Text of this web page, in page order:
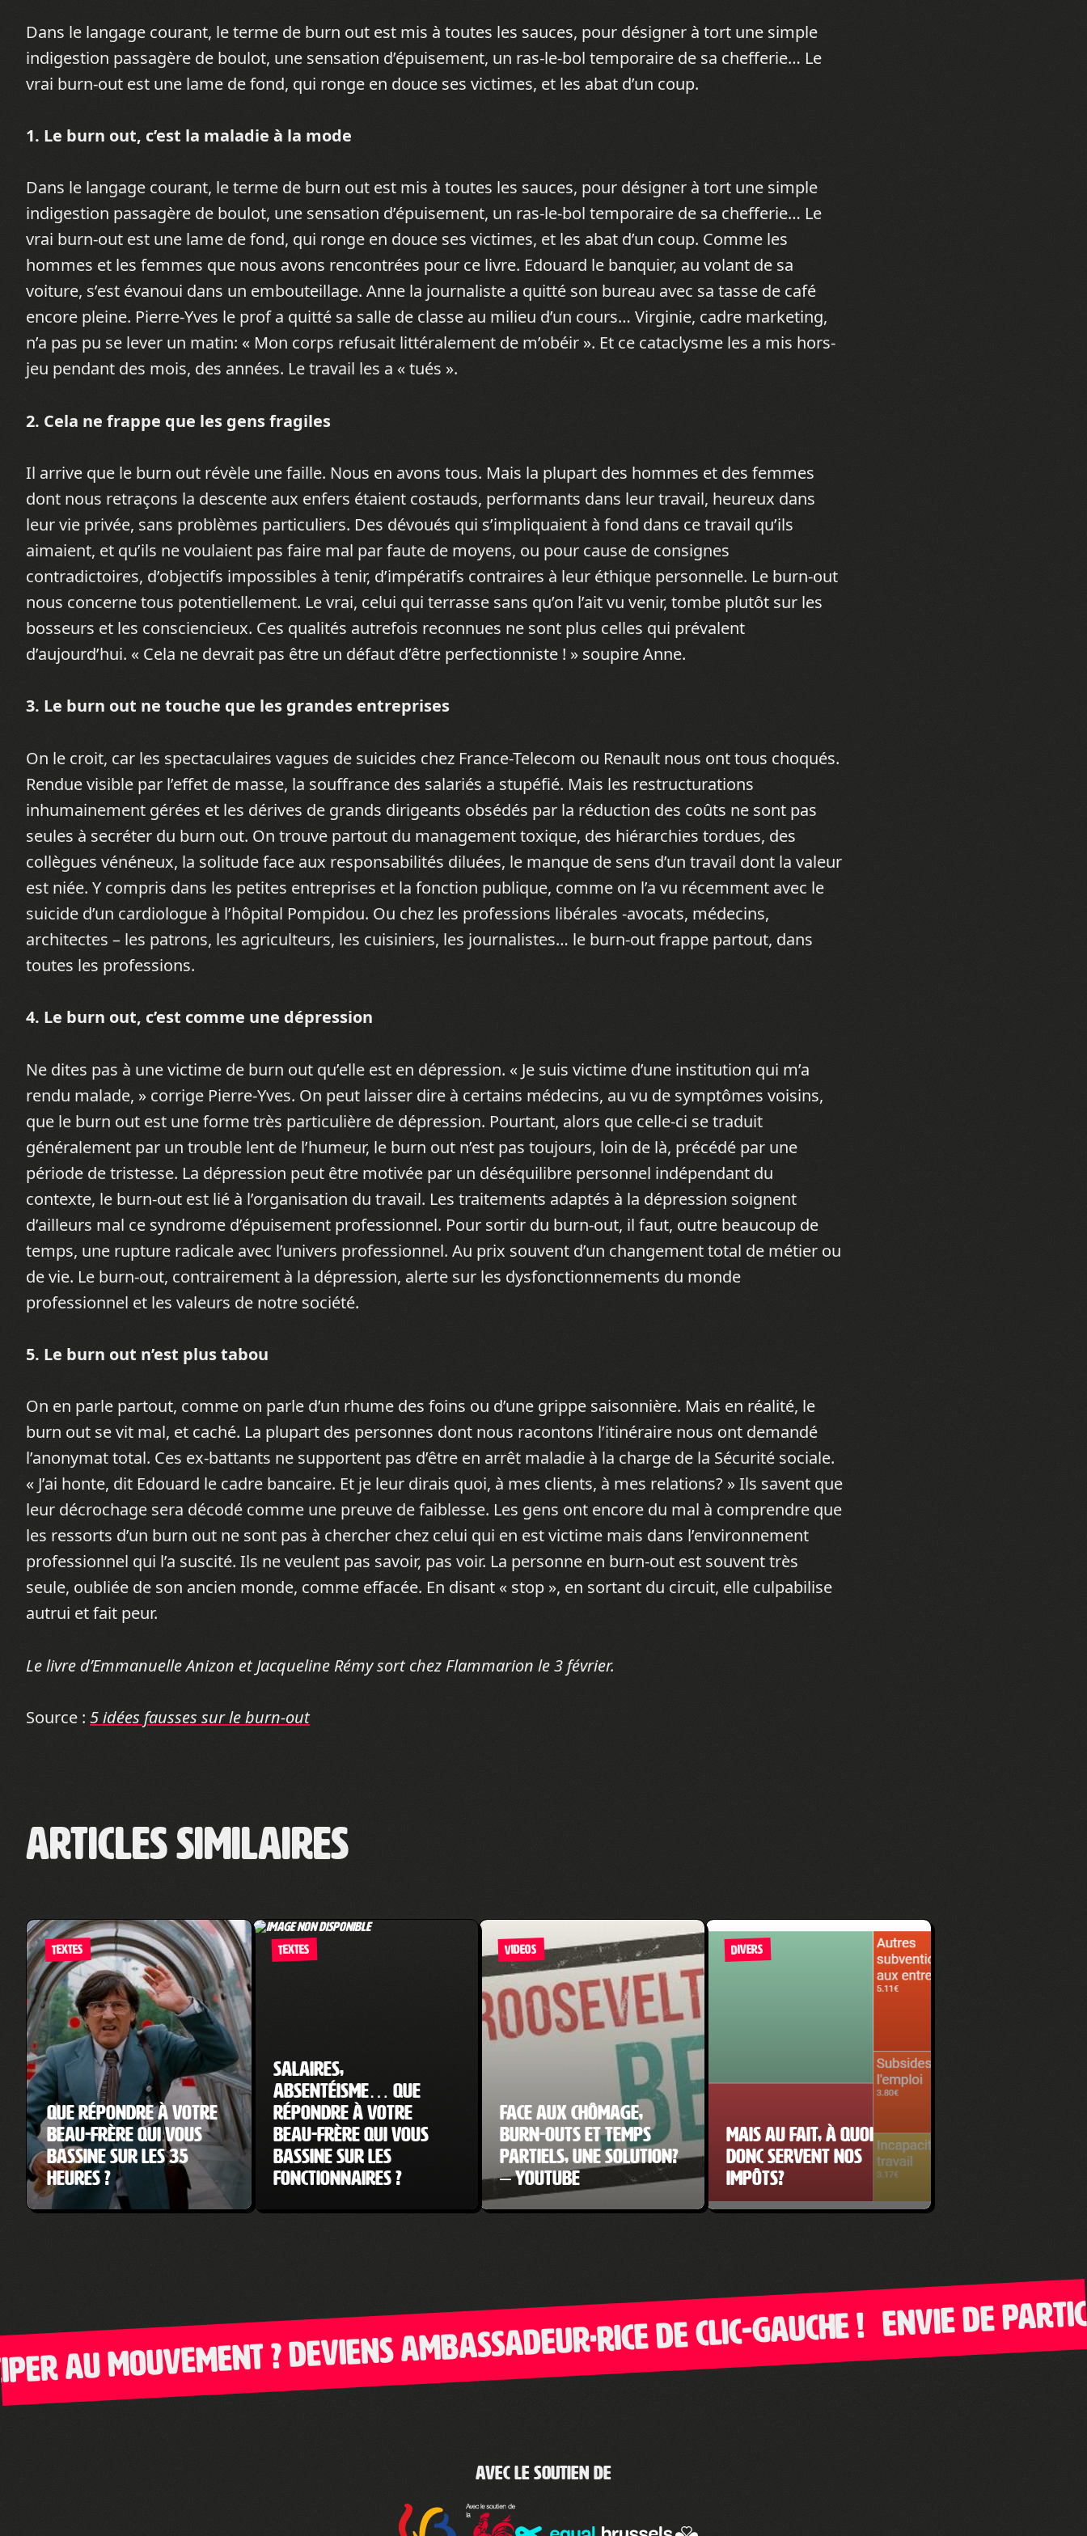
Dans le langage courant, le terme de burn out est mis à toutes les sauces, pour désigner à tort une simple
indigestion passagère de boulot, une sensation d’épuisement, un ras-le-bol temporaire de sa chefferie… Le
vrai burn-out est une lame de fond, qui ronge en douce ses victimes, et les abat d’un coup.
1. Le burn out, c’est la maladie à la mode
Dans le langage courant, le terme de burn out est mis à toutes les sauces, pour désigner à tort une simple
indigestion passagère de boulot, une sensation d’épuisement, un ras-le-bol temporaire de sa chefferie… Le
vrai burn-out est une lame de fond, qui ronge en douce ses victimes, et les abat d’un coup. Comme les
hommes et les femmes que nous avons rencontrées pour ce livre. Edouard le banquier, au volant de sa
voiture, s’est évanoui dans un embouteillage. Anne la journaliste a quitté son bureau avec sa tasse de café
encore pleine. Pierre-Yves le prof a quitté sa salle de classe au milieu d’un cours… Virginie, cadre marketing,
n’a pas pu se lever un matin: « Mon corps refusait littéralement de m’obéir ». Et ce cataclysme les a mis hors-
jeu pendant des mois, des années. Le travail les a « tués ».
2. Cela ne frappe que les gens fragiles
Il arrive que le burn out révèle une faille. Nous en avons tous. Mais la plupart des hommes et des femmes
dont nous retraçons la descente aux enfers étaient costauds, performants dans leur travail, heureux dans
leur vie privée, sans problèmes particuliers. Des dévoués qui s’impliquaient à fond dans ce travail qu’ils
aimaient, et qu’ils ne voulaient pas faire mal par faute de moyens, ou pour cause de consignes
contradictoires, d’objectifs impossibles à tenir, d’impératifs contraires à leur éthique personnelle. Le burn-out
nous concerne tous potentiellement. Le vrai, celui qui terrasse sans qu’on l’ait vu venir, tombe plutôt sur les
bosseurs et les consciencieux. Ces qualités autrefois reconnues ne sont plus celles qui prévalent
d’aujourd’hui. « Cela ne devrait pas être un défaut d’être perfectionniste ! » soupire Anne.
3. Le burn out ne touche que les grandes entreprises
On le croit, car les spectaculaires vagues de suicides chez France-Telecom ou Renault nous ont tous choqués.
Rendue visible par l’effet de masse, la souffrance des salariés a stupéfié. Mais les restructurations
inhumainement gérées et les dérives de grands dirigeants obsédés par la réduction des coûts ne sont pas
seules à secréter du burn out. On trouve partout du management toxique, des hiérarchies tordues, des
collègues vénéneux, la solitude face aux responsabilités diluées, le manque de sens d’un travail dont la valeur
est niée. Y compris dans les petites entreprises et la fonction publique, comme on l’a vu récemment avec le
suicide d’un cardiologue à l’hôpital Pompidou. Ou chez les professions libérales -avocats, médecins,
architectes – les patrons, les agriculteurs, les cuisiniers, les journalistes… le burn-out frappe partout, dans
toutes les professions.
4. Le burn out, c’est comme une dépression
Ne dites pas à une victime de burn out qu’elle est en dépression. « Je suis victime d’une institution qui m’a
rendu malade, » corrige Pierre-Yves. On peut laisser dire à certains médecins, au vu de symptômes voisins,
que le burn out est une forme très particulière de dépression. Pourtant, alors que celle-ci se traduit
généralement par un trouble lent de l’humeur, le burn out n’est pas toujours, loin de là, précédé par une
période de tristesse. La dépression peut être motivée par un déséquilibre personnel indépendant du
contexte, le burn-out est lié à l’organisation du travail. Les traitements adaptés à la dépression soignent
d’ailleurs mal ce syndrome d’épuisement professionnel. Pour sortir du burn-out, il faut, outre beaucoup de
temps, une rupture radicale avec l’univers professionnel. Au prix souvent d’un changement total de métier ou
de vie. Le burn-out, contrairement à la dépression, alerte sur les dysfonctionnements du monde
professionnel et les valeurs de notre société.
5. Le burn out n’est plus tabou
On en parle partout, comme on parle d’un rhume des foins ou d’une grippe saisonnière. Mais en réalité, le
burn out se vit mal, et caché. La plupart des personnes dont nous racontons l’itinéraire nous ont demandé
l’anonymat total. Ces ex-battants ne supportent pas d’être en arrêt maladie à la charge de la Sécurité sociale.
« J’ai honte, dit Edouard le cadre bancaire. Et je leur dirais quoi, à mes clients, à mes relations? » Ils savent que
leur décrochage sera décodé comme une preuve de faiblesse. Les gens ont encore du mal à comprendre que
les ressorts d’un burn out ne sont pas à chercher chez celui qui en est victime mais dans l’environnement
professionnel qui l’a suscité. Ils ne veulent pas savoir, pas voir. La personne en burn-out est souvent très
seule, oubliée de son ancien monde, comme effacée. En disant « stop », en sortant du circuit, elle culpabilise
autrui et fait peur.
Le livre d’Emmanuelle Anizon et Jacqueline Rémy sort chez Flammarion le 3 février.
Source : 5 idées fausses sur le burn-out
Articles similaires
TEXTES
Que répondre à votre
beau-frère qui vous
bassine sur les 35
heures ?
TEXTES
Salaires,
absentéisme… Que
répondre à votre
beau-frère qui vous
bassine sur les
fonctionnaires ?
VIDEOS
Face aux chômage,
burn-outs et temps
partiels, une solution?
– YouTube
DIVERS
Mais au fait, à quoi
donc servent nos
impôts?
? Deviens ambassadeur·rice de Clic-Gauche !
Envie de participer
Avec le soutien de